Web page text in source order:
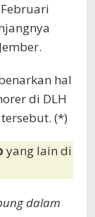
hal
di DLH
(*)
yang lain di
dalam